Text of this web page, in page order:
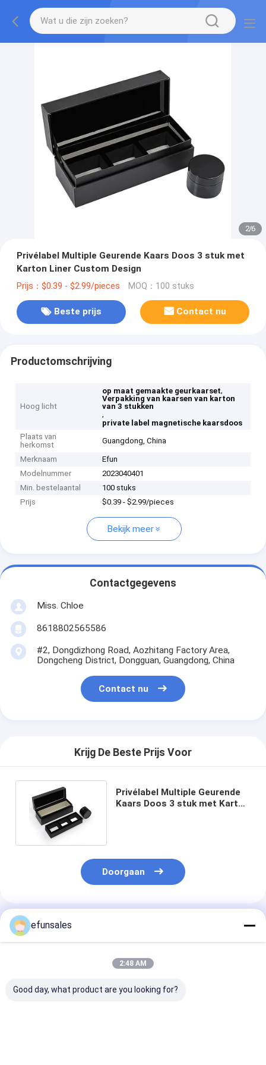
2/6
Privélabel Multiple Geurende Kaars Doos 3 stuk met
Karton Liner Custom Design
Prijs：$0.39 - $2.99/pieces MOQ：100 stuks
Beste prijs Contact nu
Productomschrijving
Hoog licht
op maat gemaakte geurkaarset,
Verpakking van kaarsen van karton
van 3 stukken
,
private label magnetische kaarsdoos
Plaats van
herkomst
Guangdong, China
Merknaam
Efun
Modelnummer
2023040401
Min. bestelaantal
100 stuks
Prijs
$0.39 - $2.99/pieces
Bekijk meer
Contactgegevens
Miss. Chloe
8618802565586
#2, Dongdizhong Road, Aozhitang Factory Area,
Dongcheng District, Dongguan, Guangdong, China
Contact nu
Krijg De Beste Prijs Voor
Privélabel Multiple Geurende
Kaars Doos 3 stuk met Karton
Doorgaan
Geadviseerde Producten
efunsales
2:48 AM
Good day, what product are you looking for?